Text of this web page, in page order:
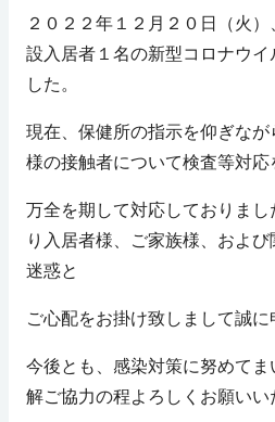
２０２２年１２月２０日（火
設入居者１名の新型コロナウイ
した。
現在、保健所の指示を仰ぎな
様の接触者について検査等対応
万全を期して対応しておりま
り入居者様、ご家族様、およ
迷惑と
ご心配をお掛け致しまして誠に
今後とも、感染対策に努めて
解ご協力の程よろしくお願いい